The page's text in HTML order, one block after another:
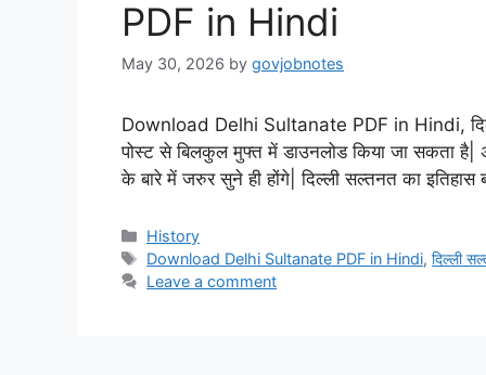
PDF in Hindi
May 30, 2026 by govjobnotes
Download Delhi Sultanate PDF in Hindi,
पोस्ट से बिलकुल मुफ्त में डाउनलोड किया जा सकता
के बारे में जरुर सुने ही होंगे| दिल्ली सल्तनत का
Categories
History
Tags
Download Delhi Sultanate PDF in Hindi,दिल्ली
Leave a comment